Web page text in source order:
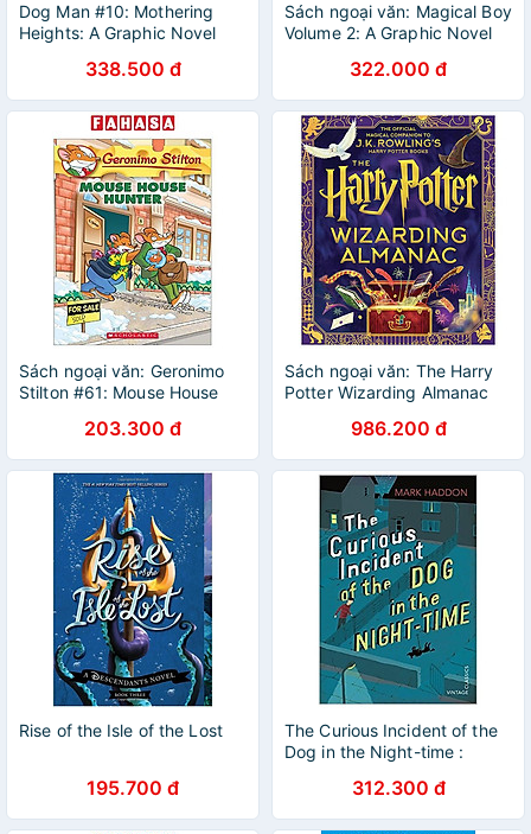
Dog Man #10: Mothering
Heights: A Graphic Novel
338.500 đ
Sách ngoại văn: Magical Boy
Volume 2: A Graphic Novel
322.000 đ
Sách ngoại văn: Geronimo
Stilton #61: Mouse House
203.300 đ
Sách ngoại văn: The Harry
Potter Wizarding Almanac
986.200 đ
Rise of the Isle of the Lost
195.700 đ
The Curious Incident of the
Dog in the Night-time :
312.300 đ